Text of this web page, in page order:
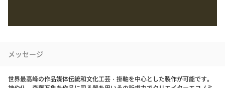
メッセージ
世界最高峰の作品媒体伝統和文化工芸・掛軸を中心とした製作が可能です。